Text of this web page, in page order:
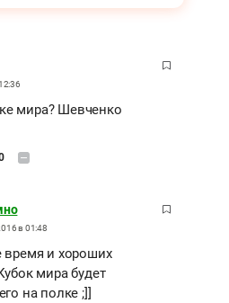
мира? Шевченко
в 01:48
время и хороших
мира будет
на полке ;]]